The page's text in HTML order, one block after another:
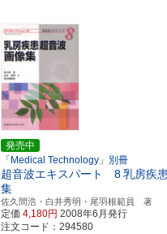
発売中
「Medical Technology」別冊
超音波エキスパート 8乳房疾
集
佐久間浩・白井秀明・尾羽根範員 著
定価 4,180円 2008年6月発行
注文コード：294580